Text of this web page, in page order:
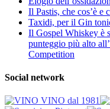
Il Pastis, che cos’è
Taxidi, per il Gin
Il Gospel Whiskey è
punteggio più alto
Competition
Social network